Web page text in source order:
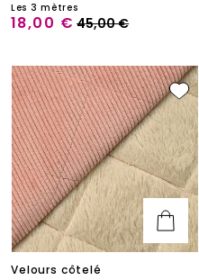
Les 3 mètres
18,00 € 45,00 €
Velours côtelé